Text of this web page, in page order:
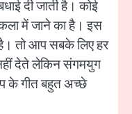
दी जाती है। कोई
में जाने का है। इस
तो आप सबके लिए हर
देते लेकिन संगमयुग
के गीत बहुत अच्छे